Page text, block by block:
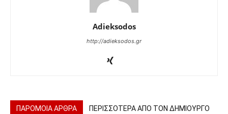
Adieksodos
http://adieksodos.gr
ΠΑΡΟΜΟΙΑ ΑΡΘΡΑ ΠΕΡΙΣΣΟΤΕΡΑ ΑΠΟ ΤΟΝ ΔΗΜΙΟΥΡΓΟ